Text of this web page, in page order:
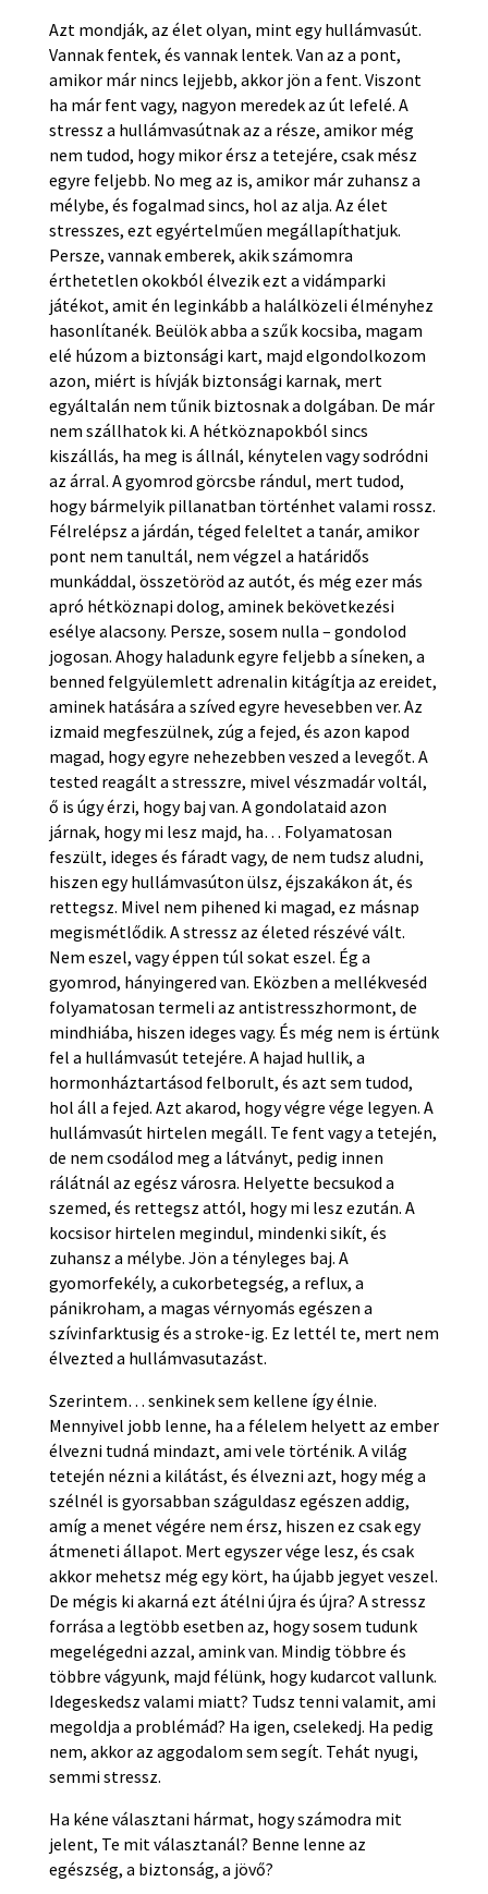
Azt mondják, az élet olyan, mint egy hullámvasút.
Vannak fentek, és vannak lentek. Van az a pont,
amikor már nincs lejjebb, akkor jön a fent. Viszont
ha már fent vagy, nagyon meredek az út lefelé. A
stressz a hullámvasútnak az a része, amikor még
nem tudod, hogy mikor érsz a tetejére, csak mész
egyre feljebb. No meg az is, amikor már zuhansz a
mélybe, és fogalmad sincs, hol az alja. Az élet
stresszes, ezt egyértelműen megállapíthatjuk.
Persze, vannak emberek, akik számomra
érthetetlen okokból élvezik ezt a vidámparki
játékot, amit én leginkább a halálközeli élményhez
hasonlítanék. Beülök abba a szűk kocsiba, magam
elé húzom a biztonsági kart, majd elgondolkozom
azon, miért is hívják biztonsági karnak, mert
egyáltalán nem tűnik biztosnak a dolgában. De már
nem szállhatok ki. A hétköznapokból sincs
kiszállás, ha meg is állnál, kénytelen vagy sodródni
az árral. A gyomrod görcsbe rándul, mert tudod,
hogy bármelyik pillanatban történhet valami rossz.
Félrelépsz a járdán, téged feleltet a tanár, amikor
pont nem tanultál, nem végzel a határidős
munkáddal, összetöröd az autót, és még ezer más
apró hétköznapi dolog, aminek bekövetkezési
esélye alacsony. Persze, sosem nulla – gondolod
jogosan. Ahogy haladunk egyre feljebb a síneken, a
benned felgyülemlett adrenalin kitágítja az ereidet,
aminek hatására a szíved egyre hevesebben ver. Az
izmaid megfeszülnek, zúg a fejed, és azon kapod
magad, hogy egyre nehezebben veszed a levegőt. A
tested reagált a stresszre, mivel vészmadár voltál,
ő is úgy érzi, hogy baj van. A gondolataid azon
járnak, hogy mi lesz majd, ha… Folyamatosan
feszült, ideges és fáradt vagy, de nem tudsz aludni,
hiszen egy hullámvasúton ülsz, éjszakákon át, és
rettegsz. Mivel nem pihened ki magad, ez másnap
megismétlődik. A stressz az életed részévé vált.
Nem eszel, vagy éppen túl sokat eszel. Ég a
gyomrod, hányingered van. Eközben a mellékveséd
folyamatosan termeli az antistresszhormont, de
mindhiába, hiszen ideges vagy. És még nem is értünk
fel a hullámvasút tetejére. A hajad hullik, a
hormonháztartásod felborult, és azt sem tudod,
hol áll a fejed. Azt akarod, hogy végre vége legyen. A
hullámvasút hirtelen megáll. Te fent vagy a tetején,
de nem csodálod meg a látványt, pedig innen
rálátnál az egész városra. Helyette becsukod a
szemed, és rettegsz attól, hogy mi lesz ezután. A
kocsisor hirtelen megindul, mindenki sikít, és
zuhansz a mélybe. Jön a tényleges baj. A
gyomorfekély, a cukorbetegség, a reflux, a
pánikroham, a magas vérnyomás egészen a
szívinfarktusig és a stroke-ig. Ez lettél te, mert nem
élvezted a hullámvasutazást.
Szerintem… senkinek sem kellene így élnie.
Mennyivel jobb lenne, ha a félelem helyett az ember
élvezni tudná mindazt, ami vele történik. A világ
tetején nézni a kilátást, és élvezni azt, hogy még a
szélnél is gyorsabban száguldasz egészen addig,
amíg a menet végére nem érsz, hiszen ez csak egy
átmeneti állapot. Mert egyszer vége lesz, és csak
akkor mehetsz még egy kört, ha újabb jegyet veszel.
De mégis ki akarná ezt átélni újra és újra? A stressz
forrása a legtöbb esetben az, hogy sosem tudunk
megelégedni azzal, amink van. Mindig többre és
többre vágyunk, majd félünk, hogy kudarcot vallunk.
Idegeskedsz valami miatt? Tudsz tenni valamit, ami
megoldja a problémád? Ha igen, cselekedj. Ha pedig
nem, akkor az aggodalom sem segít. Tehát nyugi,
semmi stressz.
Ha kéne választani hármat, hogy számodra mit
jelent, Te mit választanál? Benne lenne az
egészség, a biztonság, a jövő?